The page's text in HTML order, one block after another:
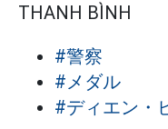
THANH BÌNH
#警察
#メダル
#ディエン・